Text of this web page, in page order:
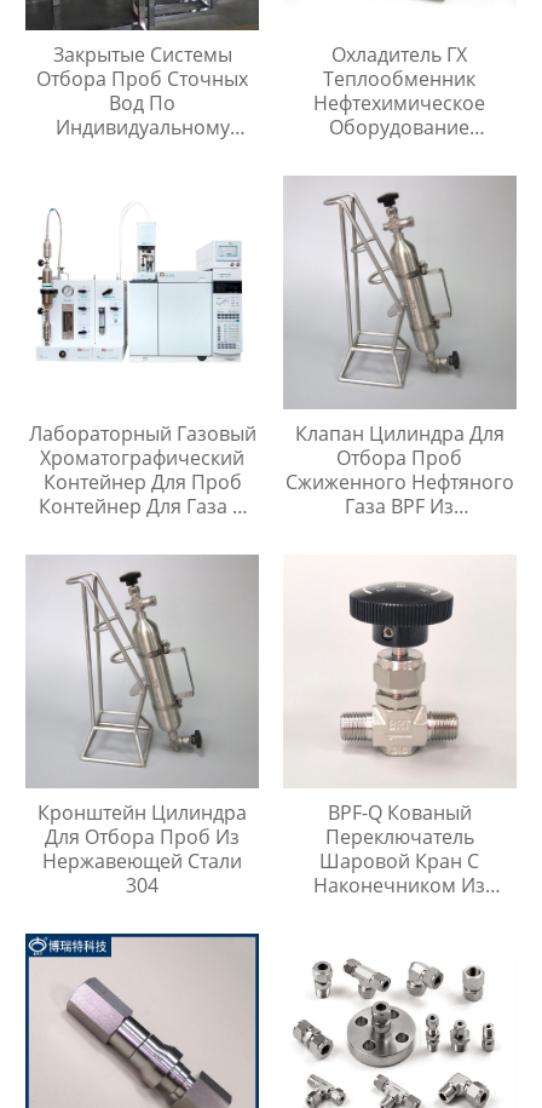
Закрытые Системы
Отбора Проб Сточных
Вод По
Индивидуальному
Охладитель ГХ
Теплообменник
Нефтехимическое
Оборудование
Лабораторный Газовый
Хроматографический
Контейнер Для Проб
Контейнер Для Газа И
Инъекций
Клапан Цилиндра Для
Отбора Проб
Сжиженного Нефтяного
Газа BPF Из
Кронштейн Цилиндра
Для Отбора Проб Из
Нержавеющей Стали
304
BPF-Q Кованый
Переключатель
Шаровой Кран С
Наконечником Из